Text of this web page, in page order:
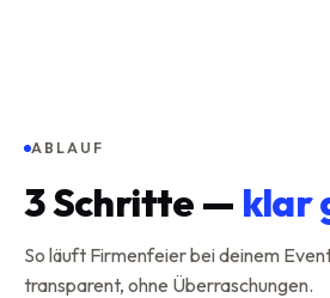
ABLAUF
3Schritte — klar
So läuft Firmenfeier bei deinem
transparent, ohne Überraschungen.